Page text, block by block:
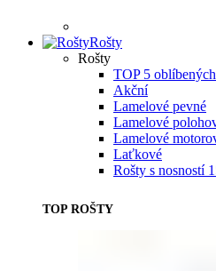
Rošty
Rošty
TOP 5
Akční
Lamelové pevné
Lamelové
Lamelové
Laťkové
Rošty s nosností
TOP ROŠTY